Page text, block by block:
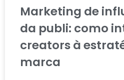
Marketing de
da publi: como
creators à
marca